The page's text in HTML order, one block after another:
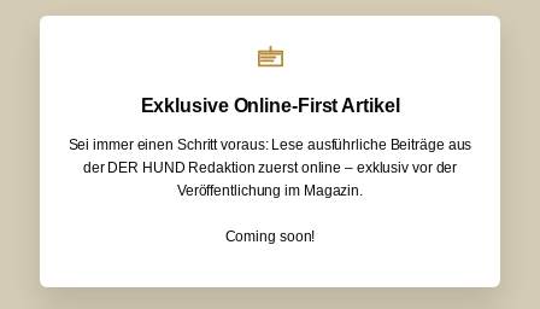
Exklusive Online-First Artikel
Sei immer einen Schritt voraus: Lese ausführliche Beiträge aus
der DER HUND Redaktion zuerst online – exklusiv vor der
Veröffentlichung im Magazin.
Coming soon!